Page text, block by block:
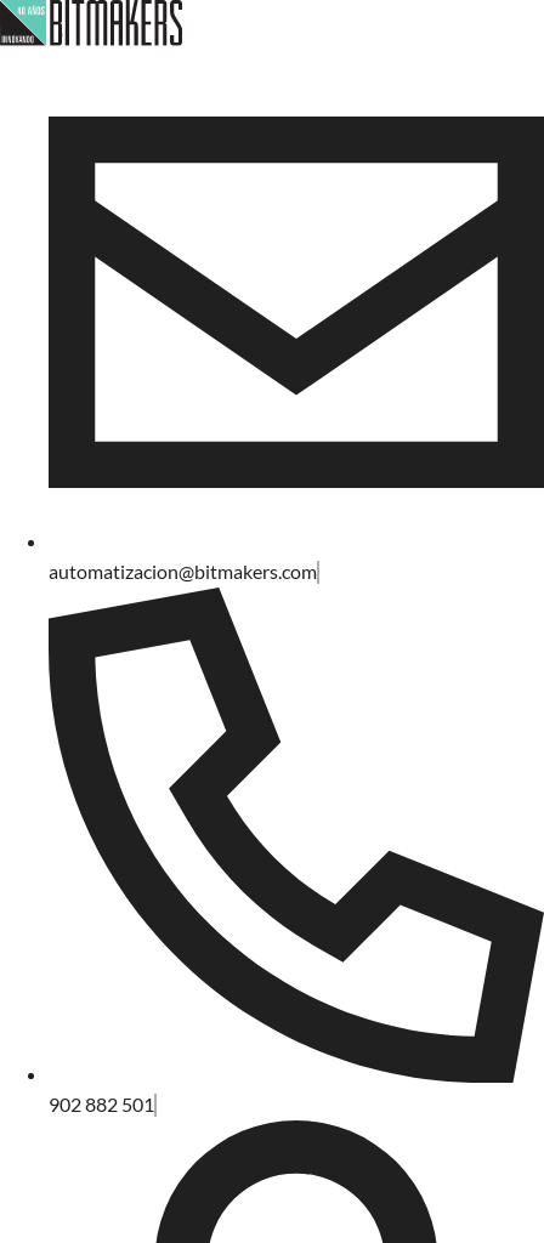
automatizacion@bitmakers.com
902 882 501